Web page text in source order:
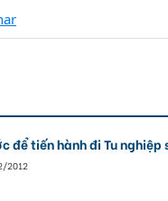
để tiến hành đi Tu nghiệp
2012